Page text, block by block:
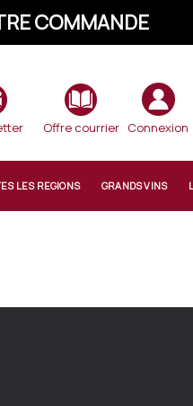
COMMANDE
Offre courrier Connexion
LES REGIONS GRANDS VINS